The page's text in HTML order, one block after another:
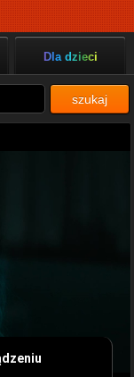
Dla dzieci
szukaj